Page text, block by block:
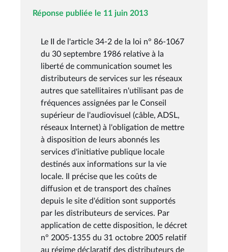
Réponse publiée le 11 juin 2013
Le II de l'article 34-2 de la loi n° 86-1067
du 30 septembre 1986 relative à la
liberté de communication soumet les
distributeurs de services sur les réseaux
autres que satellitaires n'utilisant pas de
fréquences assignées par le Conseil
supérieur de l'audiovisuel (câble, ADSL,
réseaux Internet) à l'obligation de mettre
à disposition de leurs abonnés les
services d'initiative publique locale
destinés aux informations sur la vie
locale. Il précise que les coûts de
diffusion et de transport des chaînes
depuis le site d'édition sont supportés
par les distributeurs de services. Par
application de cette disposition, le décret
n° 2005-1355 du 31 octobre 2005 relatif
au régime déclaratif des distributeurs de